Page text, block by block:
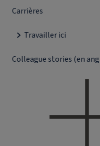
Carrières
Travailler ici
Colleague stories (en